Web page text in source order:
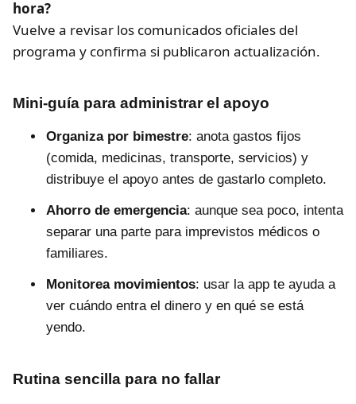
hora?
Vuelve a revisar los comunicados oficiales del
programa y confirma si publicaron actualización.
Mini-guía para administrar el apoyo
Organiza por bimestre: anota gastos fijos
(comida, medicinas, transporte, servicios) y
distribuye el apoyo antes de gastarlo completo.
Ahorro de emergencia: aunque sea poco, intenta
separar una parte para imprevistos médicos o
familiares.
Monitorea movimientos: usar la app te ayuda a
ver cuándo entra el dinero y en qué se está
yendo.
Rutina sencilla para no fallar